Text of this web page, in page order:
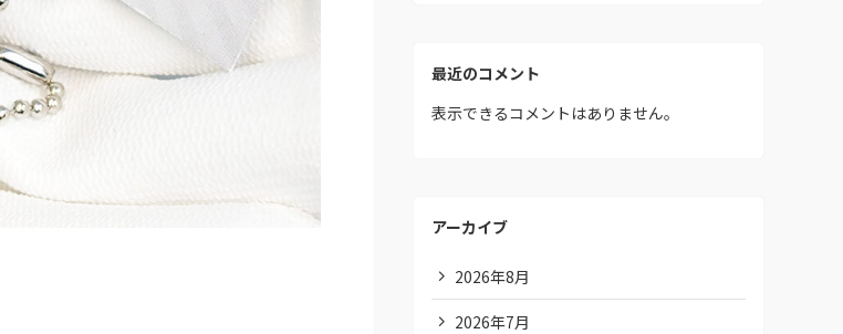
最近のコメント
表示できるコメントはありません。
アーカイブ
2026年8月
2026年7月